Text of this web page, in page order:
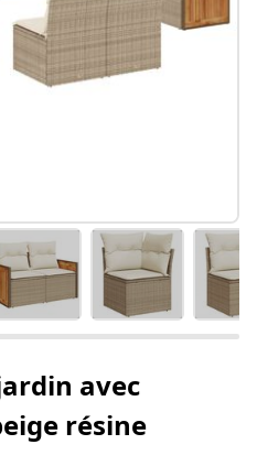
avec
résine